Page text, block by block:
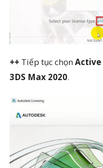
++ Tiếp tục chọnActive
3DS Max 2020.